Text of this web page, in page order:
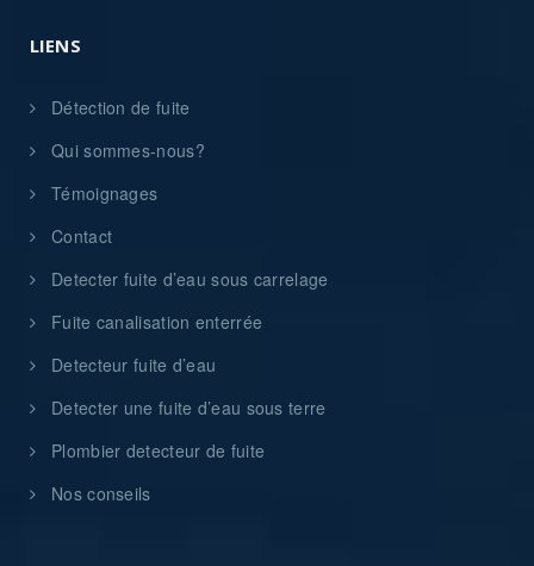
LIENS
Détection de fuite
Qui sommes-nous?
Témoignages
Contact
Detecter fuite d’eau sous carrelage
Fuite canalisation enterrée
Detecteur fuite d’eau
Detecter une fuite d’eau sous terre
Plombier detecteur de fuite
Nos conseils